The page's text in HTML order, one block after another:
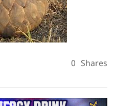
0 Shares